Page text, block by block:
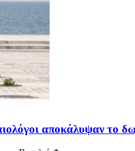
αποκάλυψαν το